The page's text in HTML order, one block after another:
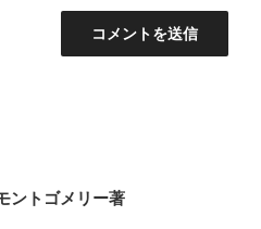
ントゴメリー著